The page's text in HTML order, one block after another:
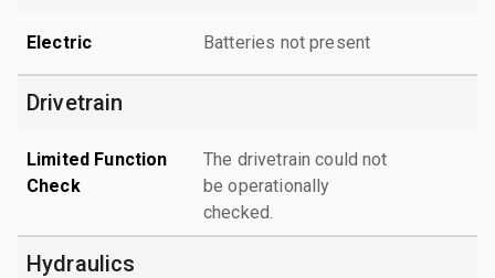
Electric Batteries not present
Drivetrain
Limited Function
Check
The drivetrain could not
be operationally
checked.
Hydraulics